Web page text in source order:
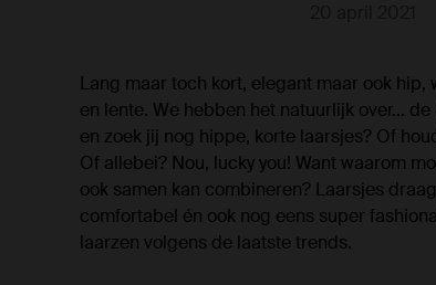
Lang maar toch kort, elegant maar ook
en lente. We hebben het natuurlijk over…
en zoek jij nog hippe, korte laarsjes? Of
Of allebei? Nou, lucky you! Want waarom
ook samen kan combineren? Laarsjes
comfortabel én ook nog eens super
laarzen volgens de laatste trends.